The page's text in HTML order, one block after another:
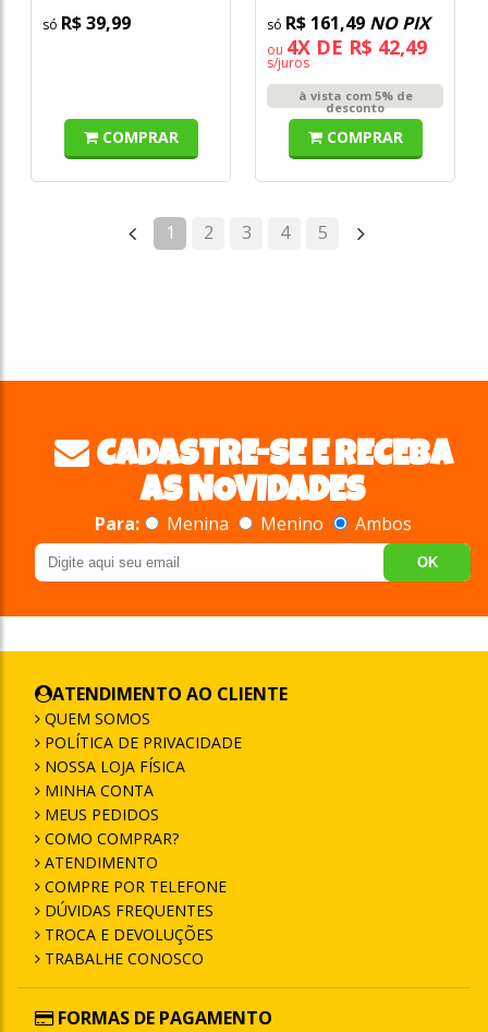
R$ 39,99
COMPRAR
R$ 161,49 NO PIX
ou 4X DE R$ 42,49
s/juros
à vista com 5% de
desconto
COMPRAR
1 2 3 4 5
CADASTRE-SE E RECEBA
AS NOVIDADES
Para: Menina Menino Ambos
OK
ATENDIMENTO AO CLIENTE
QUEM SOMOS
POLÍTICA DE PRIVACIDADE
NOSSA LOJA FÍSICA
MINHA CONTA
MEUS PEDIDOS
COMO COMPRAR?
ATENDIMENTO
COMPRE POR TELEFONE
DÚVIDAS FREQUENTES
TROCA E DEVOLUÇÕES
TRABALHE CONOSCO
FORMAS DE PAGAMENTO